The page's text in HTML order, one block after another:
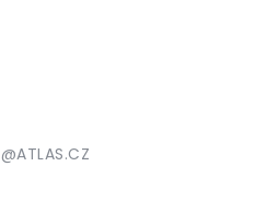
@ATLAS.CZ